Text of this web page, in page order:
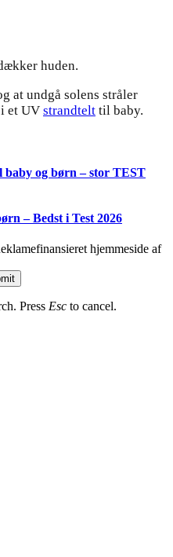
huden.
at undgå solens stråler
et UV strandtelt til baby.
baby og børn – stor TEST
– Bedst i Test 2026
hjemmeside af
Press Esc to cancel.